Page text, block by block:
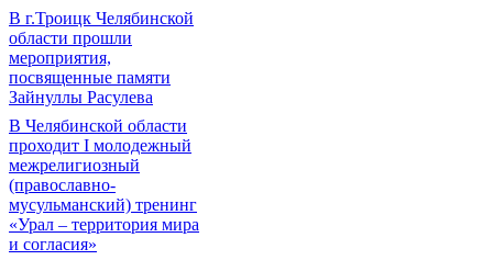
В г.Троицк Челябинской
области прошли
мероприятия,
посвященные памяти
Зайнуллы Расулева
В Челябинской области
проходит I молодежный
межрелигиозный
(православно-
мусульманский) тренинг
«Урал – территория мира
и согласия»